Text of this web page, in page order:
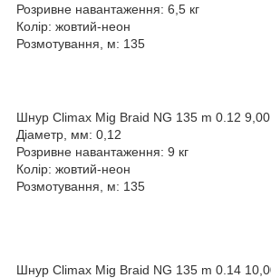
Розривне навантаження: 6,5 кг
Колір: жовтий-неон
Розмотування, м: 135
Шнур Climax Mig Braid NG 135 m 0.12
Діаметр, мм: 0,12
Розривне навантаження: 9 кг
Колір: жовтий-неон
Розмотування, м: 135
Шнур Climax Mig Braid NG 135 m 0.14